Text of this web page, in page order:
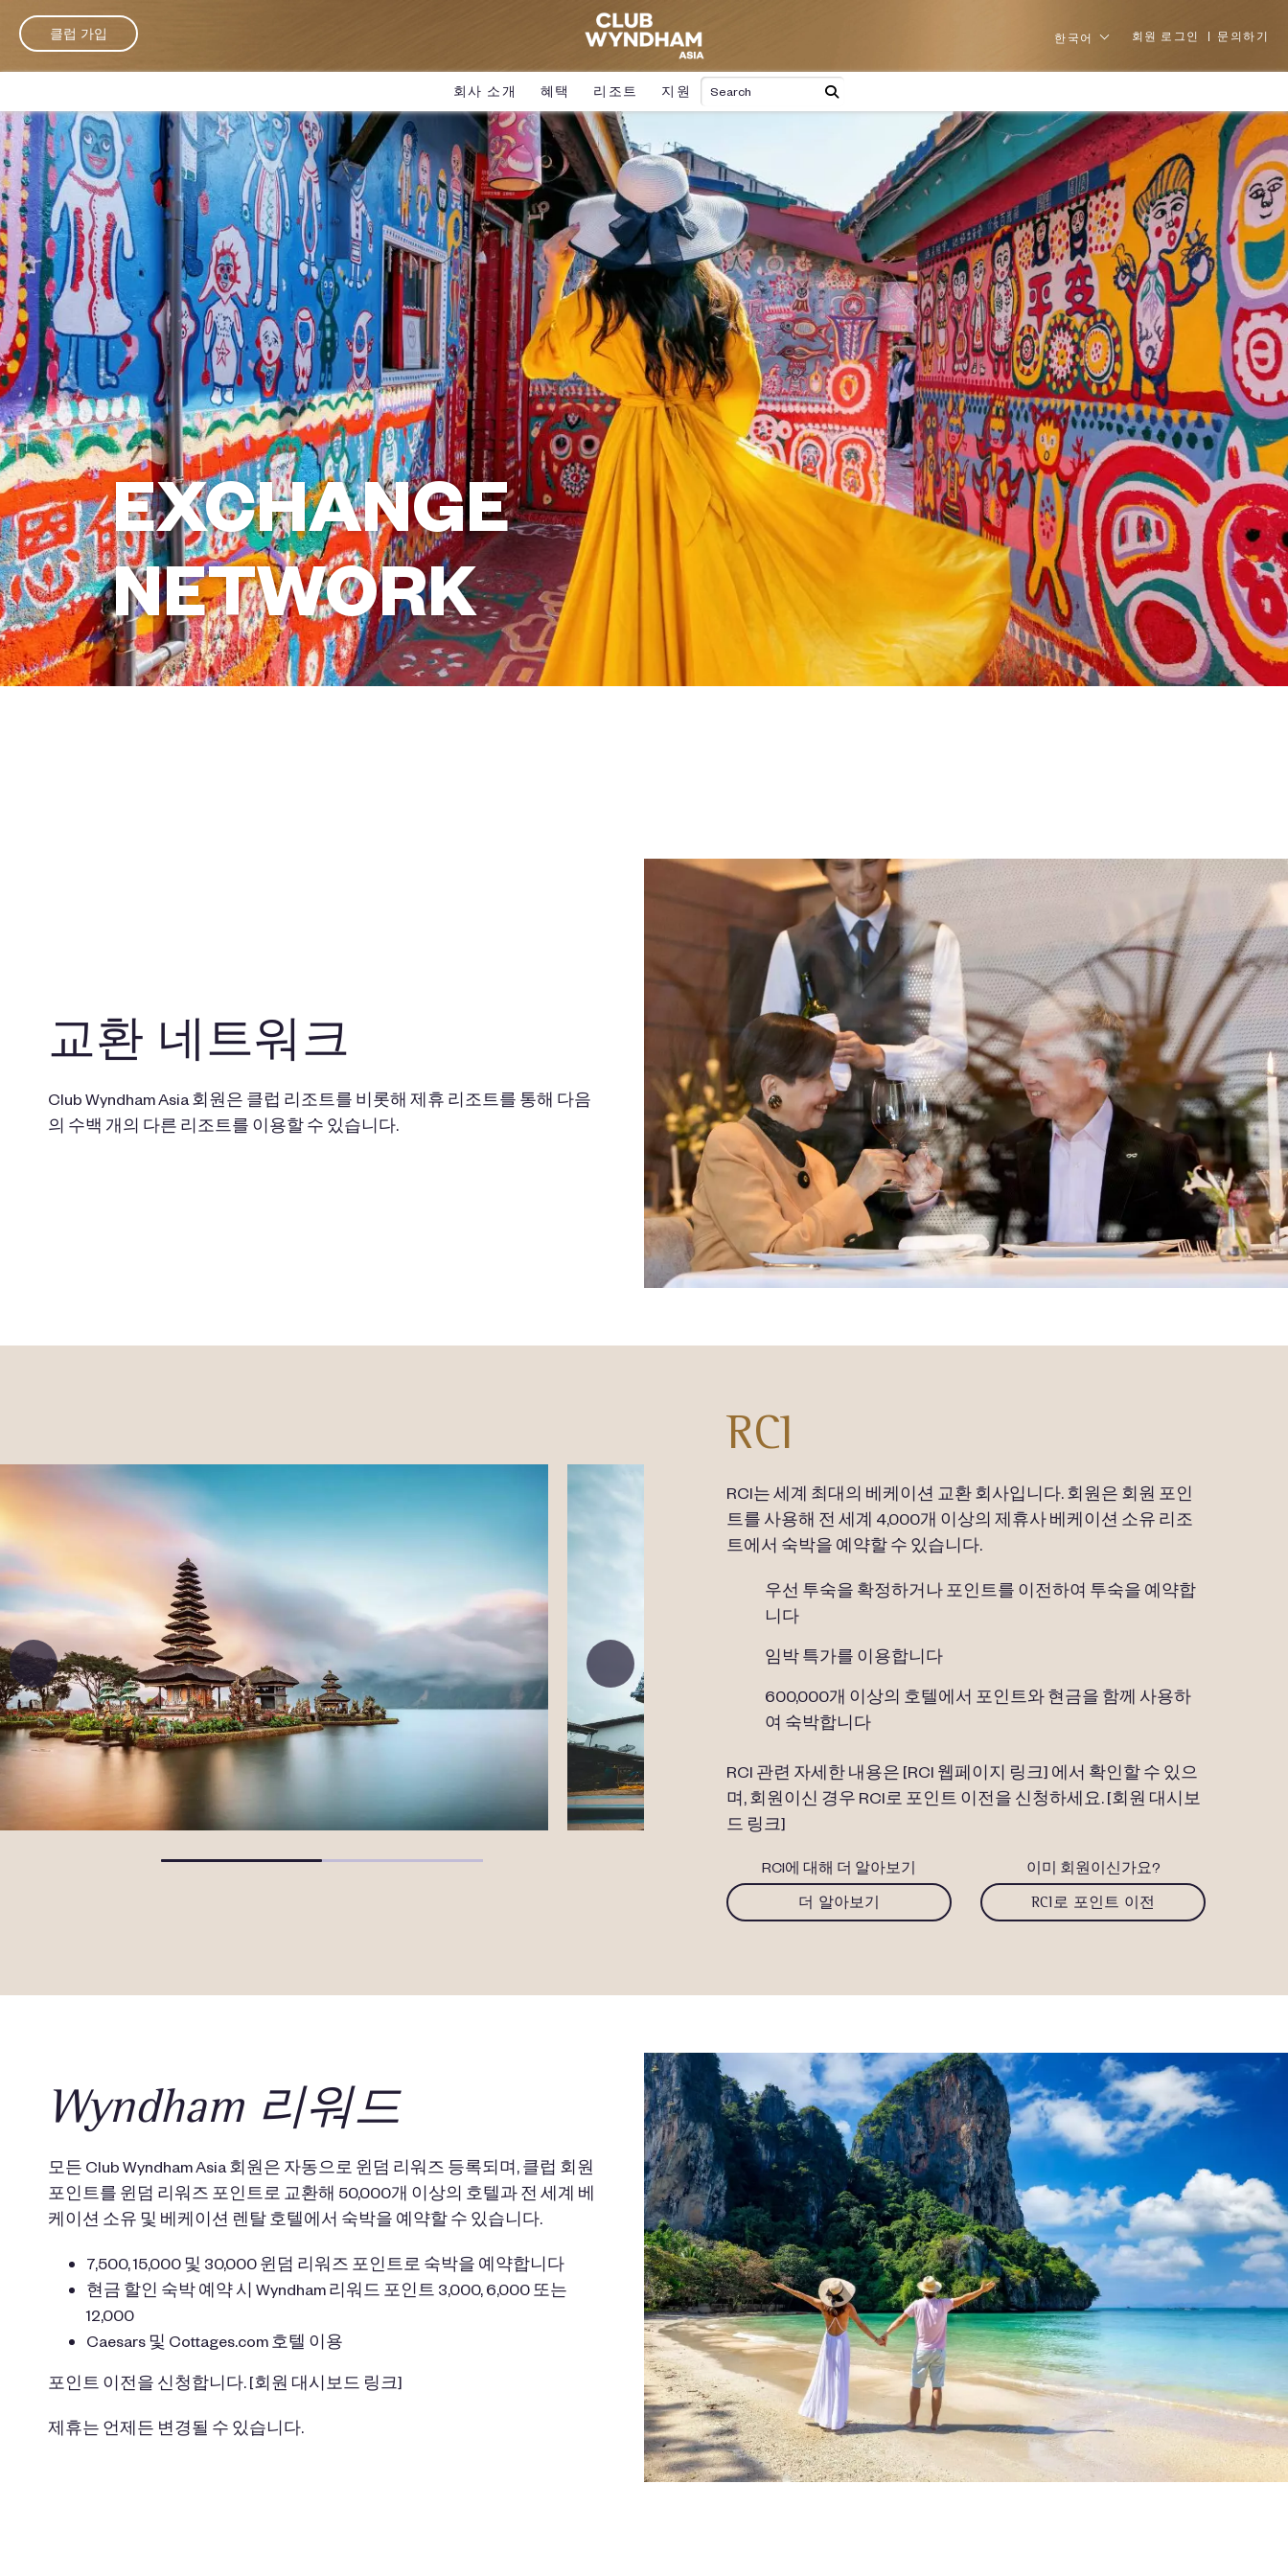
클럽 가입 한국어 회원 로그인 문의하기
회사 소개 혜택 리조트 지원
EXCHANGE
NETWORK
교환 네트워크
Club Wyndham Asia 회원은 클럽 리조트를 비롯해 제휴 리조트를 통해 다음
의 수백 개의 다른 리조트를 이용할 수 있습니다.
RCI
RCI는 세계 최대의 베케이션 교환 회사입니다. 회원은 회원 포인
트를 사용해 전 세계 4,000개 이상의 제휴사 베케이션 소유 리조
트에서 숙박을 예약할 수 있습니다.
우선 투숙을 확정하거나 포인트를 이전하여 투숙을 예약합
니다
임박 특가를 이용합니다
600,000개 이상의 호텔에서 포인트와 현금을 함께 사용하
여 숙박합니다
RCI 관련 자세한 내용은 [RCI 웹페이지 링크] 에서 확인할 수 있으
며, 회원이신 경우 RCI로 포인트 이전을 신청하세요. [회원 대시보
드 링크]
RCI에 대해 더 알아보기
더 알아보기
이미 회원이신가요?
RCI로 포인트 이전
Wyndham 리워드
모든 Club Wyndham Asia 회원은 자동으로 윈덤 리워즈 등록되며, 클럽 회원
포인트를 윈덤 리워즈 포인트로 교환해 50,000개 이상의 호텔과 전 세계 베
케이션 소유 및 베케이션 렌탈 호텔에서 숙박을 예약할 수 있습니다.
7,500, 15,000 및 30,000 윈덤 리워즈 포인트로 숙박을 예약합니다
현금 할인 숙박 예약 시 Wyndham 리워드 포인트 3,000, 6,000 또는
12,000
Caesars 및 Cottages.com 호텔 이용
포인트 이전을 신청합니다. [회원 대시보드 링크]
제휴는 언제든 변경될 수 있습니다.